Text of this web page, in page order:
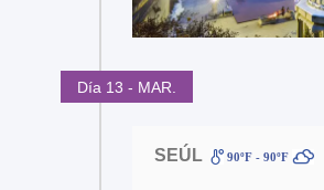
Día 13 - MAR.
SEÚL 90ºF - 90ºF